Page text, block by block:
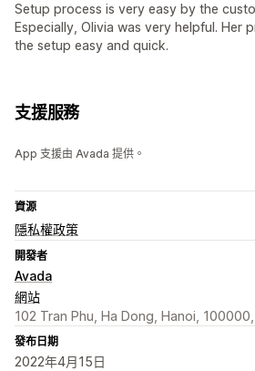
Setup process is very easy by the
Especially, Olivia was very helpful. Her
the setup easy and quick.
支援服務
App 支援由 Avada 提供。
資源
隱私權政策
開發者
Avada
網站
102 Tran Phu, Ha Dong, Hanoi, 100000,
發布日期
2022年4月15日